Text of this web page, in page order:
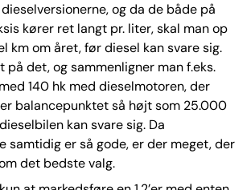
og da de både på
kører ret langt pr. liter, skal man op
km om året, før diesel kan svare sig.
på det, og sammenligner man f.eks.
140 hk med dieselmotoren, der
balancepunktet så højt som 25.000
kan svare sig. Da
samtidig er så gode, er der meget, der
det bedste valg.